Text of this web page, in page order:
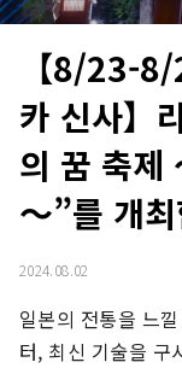
【8/23-
카 신사】
의 꿈 축제
～”를 개
2024.08.02
일본의 전통을 느
터, 최신 기술을 구